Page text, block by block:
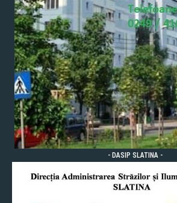
- DASIP SLATINA -